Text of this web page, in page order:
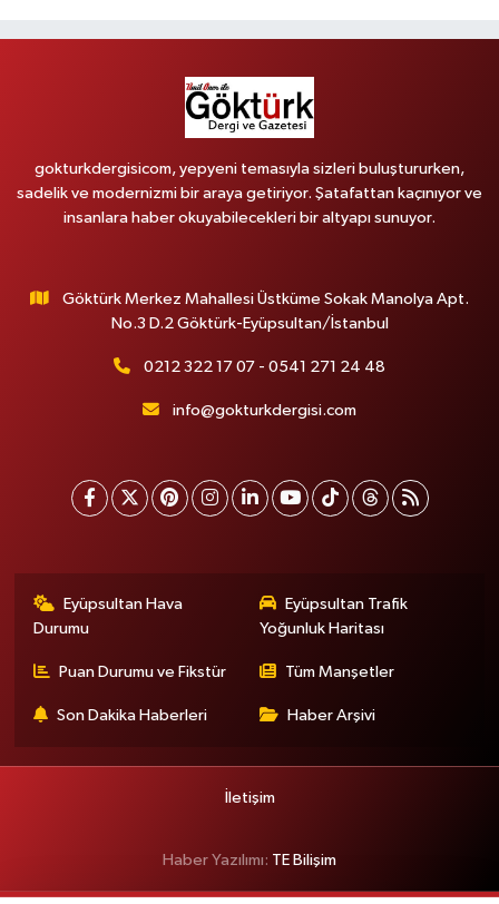
gokturkdergisicom, yepyeni temasıyla sizleri buluştururken,
sadelik ve modernizmi bir araya getiriyor. Şatafattan kaçınıyor ve
insanlara haber okuyabilecekleri bir altyapı sunuyor.
Göktürk Merkez Mahallesi Üstküme Sokak Manolya Apt.
No.3 D.2 Göktürk-Eyüpsultan/İstanbul
0212 322 17 07 - 0541 271 24 48
info@gokturkdergisi.com
Eyüpsultan Hava
Durumu
Eyüpsultan Trafik
Yoğunluk Haritası
Puan Durumu ve Fikstür Tüm Manşetler
Son Dakika Haberleri Haber Arşivi
İletişim
Haber Yazılımı: TE Bilişim